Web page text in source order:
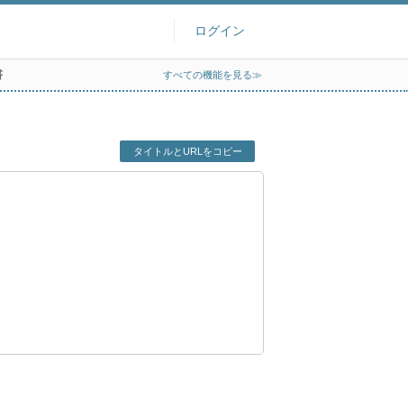
ログイン
すべての機能を見る≫
タイトルとURLをコピー